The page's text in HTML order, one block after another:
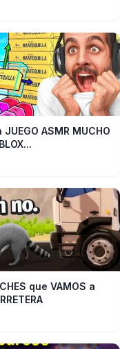
JUEGO ASMR MUCHO
que VAMOS a